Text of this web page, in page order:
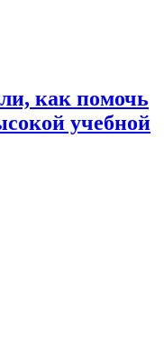
как помочь
учебной